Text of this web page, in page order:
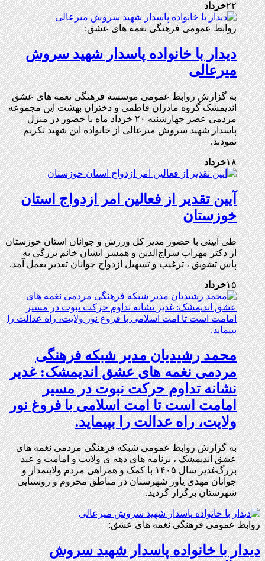
۲۲خرداد
روابط عمومی فرهنگی نغمه های عشق:
دیدار با خانواده پاسدار شهید سروش
میرعالی
به گزارش روابط عمومی موسسه فرهنگی نغمه های عشق
اندیمشک گروه مادران فاطمی و دختران بهشت این مجموعه
مردمی عصر چهارشنبه ۲۰ خرداد ماه با حضور در منزل
پاسدار شهید سروش میرعالی از خانواده این شهید تکریم
نمودند.
۱۸خرداد
آیین تقدیر از فعالین امر ازدواج استان
خوزستان
طی آیینی با حضور مدیر کل ورزش و جوانان استان خوزستان
از دکتر مهراب سراج‌الدين و همسر ایشان خانم بزرگی به
پاس تشویق ، ترغیب و تسهیل ازدواج جوانان تقدیر بعمل آمد.
۱۵خرداد
محمد رشیدیان مدیر شبکه فرهنگی
مردمی نغمه های عشق اندیمشک: غدیر
نشانه تداوم حرکت نبوت در مسیر
امامت است تا امت اسلامی با فروغ نور
ولایت، راه عدالت را بپیماید.
به گزارش روابط عمومی شبکه فرهنگی مردمی نغمه های
عشق اندیمشک ، برنامه های دهه ی ولایت و امامت و عید
بزرگ‌غدیر سال ۱۴۰۵ با کمک و همراهی مردم ولایتمدار و
جوانان مهدی یاور شهرستان در مناطق محروم و روستایی
شهرستان برگزار گردید.
روابط عمومی فرهنگی نغمه های عشق:
دیدار با خانواده پاسدار شهید سروش